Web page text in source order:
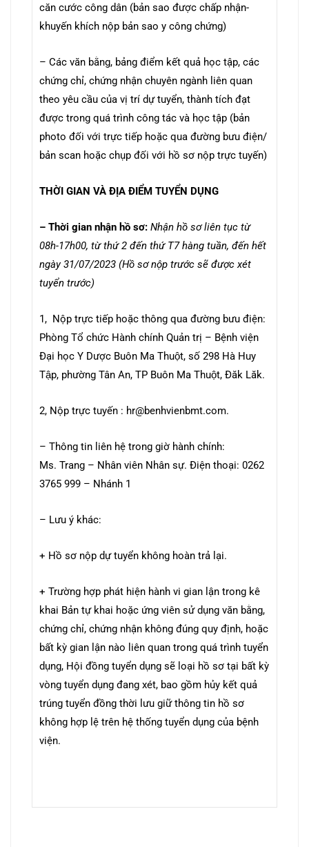
căn cước công dân (bản sao được chấp nhận-
khuyến khích nộp bản sao y công chứng)
– Các văn bằng, bảng điểm kết quả học tập, các
chứng chỉ, chứng nhận chuyên ngành liên quan
theo yêu cầu của vị trí dự tuyển, thành tích đạt
được trong quá trình công tác và học tập (bản
photo đối với trực tiếp hoặc qua đường bưu điện/
bản scan hoặc chụp đối với hồ sơ nộp trực tuyến)
THỜI GIAN VÀ ĐỊA ĐIỂM TUYỂN DỤNG
– Thời gian nhận hồ sơ: Nhận hồ sơ liên tục từ
08h-17h00, từ thứ 2 đến thứ T7 hàng tuần, đến hết
ngày 31/07/2023 (Hồ sơ nộp trước sẽ được xét
tuyển trước)
1, Nộp trực tiếp hoặc thông qua đường bưu điện:
Phòng Tổ chức Hành chính Quản trị – Bệnh viện
Đại học Y Dược Buôn Ma Thuột, số 298 Hà Huy
Tập, phường Tân An, TP Buôn Ma Thuột, Đăk Lăk.
2, Nộp trực tuyến : hr@benhvienbmt.com.
– Thông tin liên hệ trong giờ hành chính:
Ms. Trang – Nhân viên Nhân sự. Điện thoại: 0262
3765 999 – Nhánh 1
– Lưu ý khác:
+ Hồ sơ nộp dự tuyển không hoàn trả lại.
+ Trường hợp phát hiện hành vi gian lận trong kê
khai Bản tự khai hoặc ứng viên sử dụng văn bằng,
chứng chỉ, chứng nhận không đúng quy định, hoặc
bất kỳ gian lận nào liên quan trong quá trình tuyển
dụng, Hội đồng tuyển dụng sẽ loại hồ sơ tại bất kỳ
vòng tuyển dụng đang xét, bao gồm hủy kết quả
trúng tuyển đồng thời lưu giữ thông tin hồ sơ
không hợp lệ trên hệ thống tuyển dụng của bệnh
viện.